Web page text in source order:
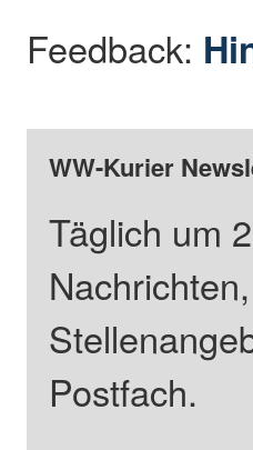
Feedback:
WW-Kurier
Täglich um
Postfach.